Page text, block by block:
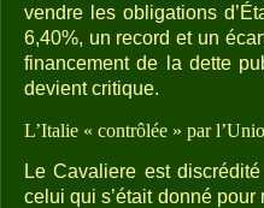
vendre les obligations
6,40%, un record et un
financement de la dette
devient critique.
L’Italie « contrôlée » par
Le Cavaliere est
celui qui s’était donné